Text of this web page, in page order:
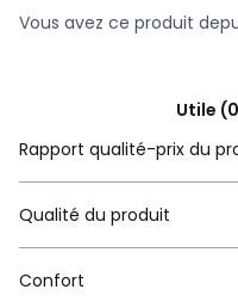
Vous avez ce produit
Utile
Rapport qualité-prix du
Qualité du produit
Confort